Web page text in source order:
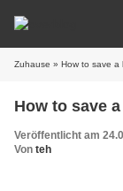
Zuhause » How to save a
How to save
Veröffentlicht am
Von teh